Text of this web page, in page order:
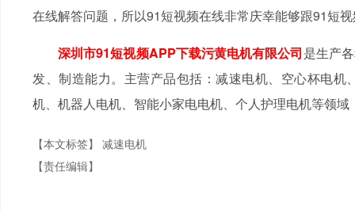
在线解答问题，所以91短视频在线非常庆幸能够跟91短
深圳市91短视频APP下载污黄电机有限公司是生产
发、制造能力。主营产品包括：减速电机、空心杯电机
机、机器人电机、智能小家电电机、个人护理电机等领
【本文标签】 减速电机
【责任编辑】